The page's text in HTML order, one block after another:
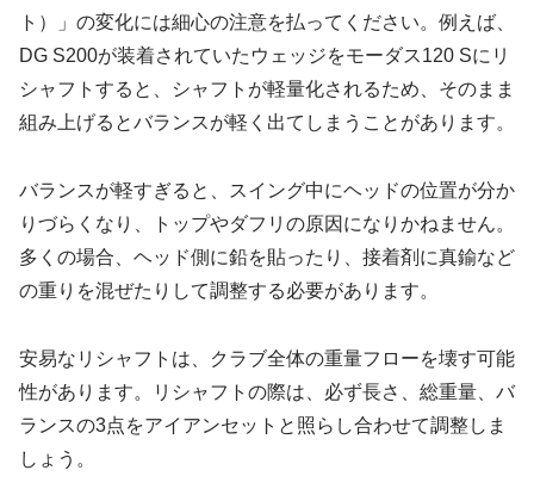
ト）」の変化には細心の注意を払ってください。例えば、
DG S200が装着されていたウェッジをモーダス120 Sにリ
シャフトすると、シャフトが軽量化されるため、そのまま
組み上げるとバランスが軽く出てしまうことがあります。
バランスが軽すぎると、スイング中にヘッドの位置が分か
りづらくなり、トップやダフリの原因になりかねません。
多くの場合、ヘッド側に鉛を貼ったり、接着剤に真鍮など
の重りを混ぜたりして調整する必要があります。
安易なリシャフトは、クラブ全体の重量フローを壊す可能
性があります。リシャフトの際は、必ず長さ、総重量、バ
ランスの3点をアイアンセットと照らし合わせて調整しま
しょう。